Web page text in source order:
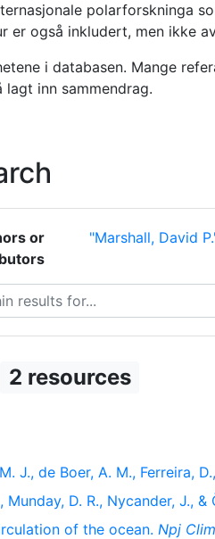
polarforskninga
også inkludert, men ikke
i databasen. Mange
inn sammendrag.
or
"Marshall, David
results for...
2 resources
J., de Boer, A. M., Ferreira,
Munday, D. R., Nycander, J.,
of the ocean. Npj